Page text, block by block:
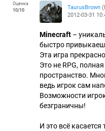
Оценка
10/10 TaurusBrown
2012-03-31
Minecraft –
быстро
Эта игра
Это не RPG,
пространство.
ведь игрок сам
Возможности
безграничны!
И это всё